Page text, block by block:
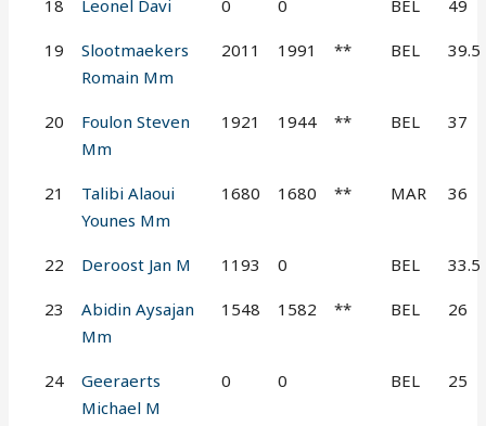
18 Leonel Davi 0 0 BEL 49
19
Slootmaekers
Romain Mm
2011 1991 ** BEL 39.5
20
Foulon Steven
Mm
1921 1944 ** BEL 37
21
Talibi Alaoui
Younes Mm
1680 1680 ** MAR 36
22 Deroost Jan M 1193 0 BEL 33.5
23
Abidin Aysajan
Mm
1548 1582 ** BEL 26
24
Geeraerts
Michael M
0 0 BEL 25